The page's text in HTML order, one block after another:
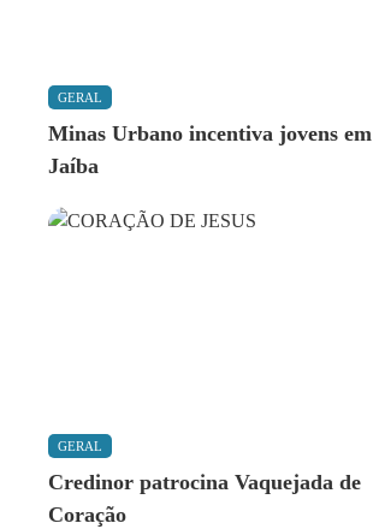
GERAL
Minas Urbano incentiva jovens em
Jaíba
GERAL
Credinor patrocina Vaquejada de
Coração